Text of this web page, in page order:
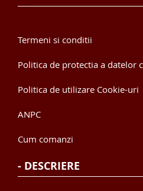
Termeni si conditii
Politica de protectia a datelor
Politica de utilizare Cookie-uri
ANPC
Cum comanzi
- DESCRIERE